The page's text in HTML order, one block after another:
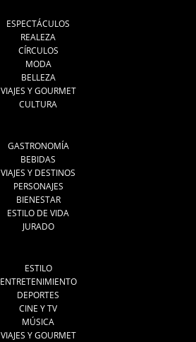
ESPECTÁCULOS
REALEZA
CÍRCULOS
MODA
BELLEZA
VIAJES Y GOURMET
CULTURA
GASTRONOMÍA
BEBIDAS
VIAJES Y DESTINOS
PERSONAJES
BIENESTAR
ESTILO DE VIDA
JURADO
ESTILO
ENTRETENIMIENTO
DEPORTES
CINE Y TV
MÚSICA
VIAJES Y GOURMET